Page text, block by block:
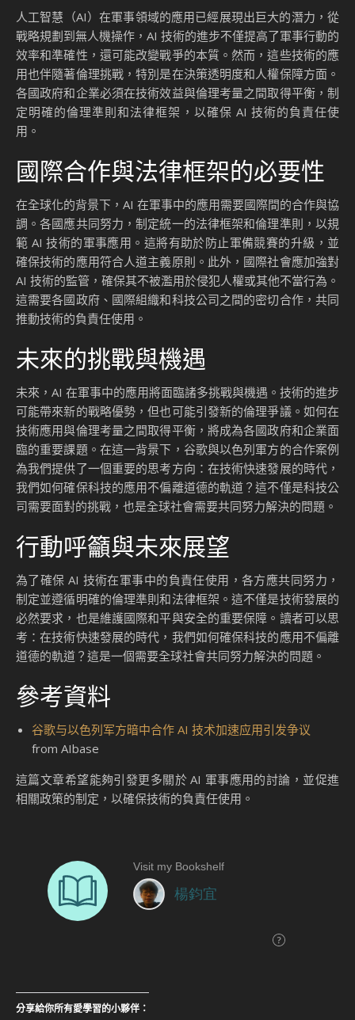
人工智慧（AI）在軍事領域的應用已經展現出巨大的潛力，從
戰略規劃到無人機操作，AI 技術的進步不僅提高了軍事行動的
效率和準確性，還可能改變戰爭的本質。然而，這些技術的應
用也伴隨著倫理挑戰，特別是在決策透明度和人權保障方面。
各國政府和企業必須在技術效益與倫理考量之間取得平衡，制
定明確的倫理準則和法律框架，以確保 AI 技術的負責任使
用。
國際合作與法律框架的必要性
在全球化的背景下，AI 在軍事中的應用需要國際間的合作與協
調。各國應共同努力，制定統一的法律框架和倫理準則，以規
範 AI 技術的軍事應用。這將有助於防止軍備競賽的升級，並
確保技術的應用符合人道主義原則。此外，國際社會應加強對
AI 技術的監管，確保其不被濫用於侵犯人權或其他不當行為。
這需要各國政府、國際組織和科技公司之間的密切合作，共同
推動技術的負責任使用。
未來的挑戰與機遇
未來，AI 在軍事中的應用將面臨諸多挑戰與機遇。技術的進步
可能帶來新的戰略優勢，但也可能引發新的倫理爭議。如何在
技術應用與倫理考量之間取得平衡，將成為各國政府和企業面
臨的重要課題。在這一背景下，谷歌與以色列軍方的合作案例
為我們提供了一個重要的思考方向：在技術快速發展的時代，
我們如何確保科技的應用不偏離道德的軌道？這不僅是科技公
司需要面對的挑戰，也是全球社會需要共同努力解決的問題。
行動呼籲與未來展望
為了確保 AI 技術在軍事中的負責任使用，各方應共同努力，
制定並遵循明確的倫理準則和法律框架。這不僅是技術發展的
必然要求，也是維護國際和平與安全的重要保障。讀者可以思
考：在技術快速發展的時代，我們如何確保科技的應用不偏離
道德的軌道？這是一個需要全球社會共同努力解決的問題。
參考資料
谷歌与以色列军方暗中合作 AI 技术加速应用引发争议
from AIbase
這篇文章希望能夠引發更多關於 AI 軍事應用的討論，並促進
相關政策的制定，以確保技術的負責任使用。
分享給你所有愛學習的小夥伴：